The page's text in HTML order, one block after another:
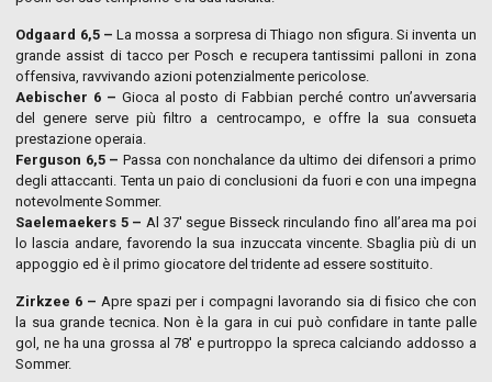
Odgaard 6,5 – La mossa a sorpresa di Thiago non sfigura. Si inventa un
grande assist di tacco per Posch e recupera tantissimi palloni in zona
offensiva, ravvivando azioni potenzialmente pericolose.
Aebischer 6 – Gioca al posto di Fabbian perché contro un’avversaria
del genere serve più filtro a centrocampo, e offre la sua consueta
prestazione operaia.
Ferguson 6,5 – Passa con nonchalance da ultimo dei difensori a primo
degli attaccanti. Tenta un paio di conclusioni da fuori e con una impegna
notevolmente Sommer.
Saelemaekers 5 – Al 37′ segue Bisseck rinculando fino all’area ma poi
lo lascia andare, favorendo la sua inzuccata vincente. Sbaglia più di un
appoggio ed è il primo giocatore del tridente ad essere sostituito.
Zirkzee 6 – Apre spazi per i compagni lavorando sia di fisico che con
la sua grande tecnica. Non è la gara in cui può confidare in tante palle
gol, ne ha una grossa al 78′ e purtroppo la spreca calciando addosso a
Sommer.